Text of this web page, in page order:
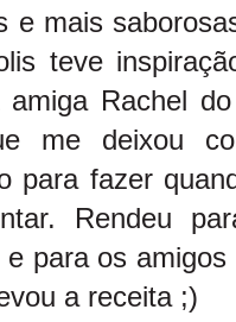
e mais
teve
amiga Rachel
me deixou
para fazer
Rendeu
para os
a receita ;)